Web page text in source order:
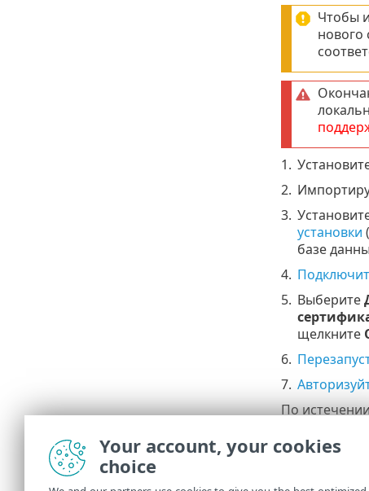
Чтобы
нового
1.
2.
3.
установки
базе
4.
5. Выберите
щелкните
6.
7.
По
новому
Your account, your cookies
choice